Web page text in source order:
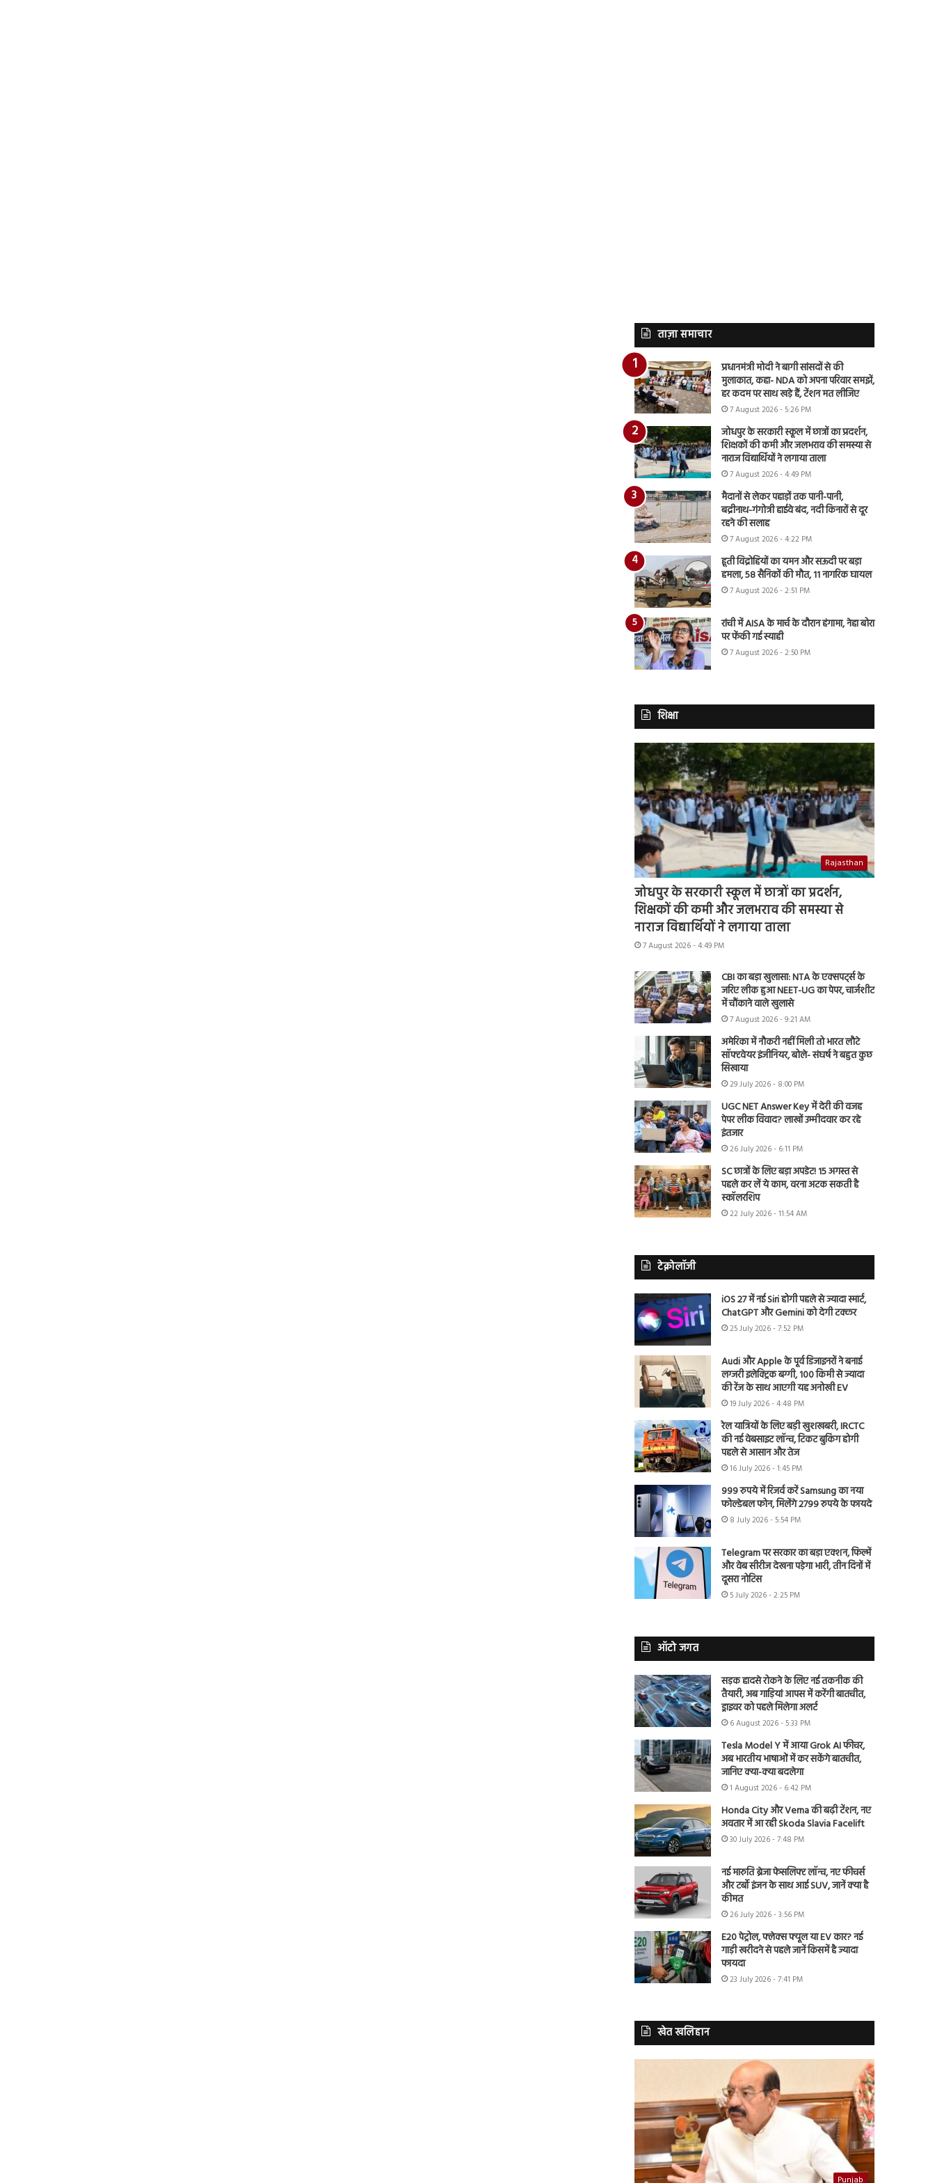
ताज़ा समाचार
प्रधानमंत्री मोदी ने बागी सांसदों से की
मुलाकात, कहा- NDA को अपना परिवार समझें,
हर कदम पर साथ खड़े हैं, टेंशन मत लीजिए
7 August 2026 - 5:26 PM
जोधपुर के सरकारी स्कूल में छात्रों का प्रदर्शन,
शिक्षकों की कमी और जलभराव की समस्या से
नाराज विद्यार्थियों ने लगाया ताला
7 August 2026 - 4:49 PM
मैदानों से लेकर पहाड़ों तक पानी-पानी,
बद्रीनाथ-गंगोत्री हाईवे बंद, नदी किनारों से दूर
रहने की सलाह
7 August 2026 - 4:22 PM
हूती विद्रोहियों का यमन और सऊदी पर बड़ा
हमला, 58 सैनिकों की मौत, 11 नागरिक घायल
7 August 2026 - 2:51 PM
रांची में AISA के मार्च के दौरान हंगामा, नेहा बोरा
पर फेंकी गई स्याही
7 August 2026 - 2:50 PM
शिक्षा
Rajasthan
जोधपुर के सरकारी स्कूल में छात्रों का प्रदर्शन,
शिक्षकों की कमी और जलभराव की समस्या से
नाराज विद्यार्थियों ने लगाया ताला
7 August 2026 - 4:49 PM
CBI का बड़ा खुलासा: NTA के एक्सपर्ट्स के
जरिए लीक हुआ NEET-UG का पेपर, चार्जशीट
में चौंकाने वाले खुलासे
7 August 2026 - 9:21 AM
अमेरिका में नौकरी नहीं मिली तो भारत लौटे
सॉफ्टवेयर इंजीनियर, बोले- संघर्ष ने बहुत कुछ
सिखाया
29 July 2026 - 8:00 PM
UGC NET Answer Key में देरी की वजह
पेपर लीक विवाद? लाखों उम्मीदवार कर रहे
इंतजार
26 July 2026 - 6:11 PM
SC छात्रों के लिए बड़ा अपडेट! 15 अगस्त से
पहले कर लें ये काम, वरना अटक सकती है
स्कॉलरशिप
22 July 2026 - 11:54 AM
टेक्नोलॉजी
iOS 27 में नई Siri होगी पहले से ज्यादा स्मार्ट,
ChatGPT और Gemini को देगी टक्कर
25 July 2026 - 7:52 PM
Audi और Apple के पूर्व डिजाइनरों ने बनाई
लग्जरी इलेक्ट्रिक बग्गी, 100 किमी से ज्यादा
की रेंज के साथ आएगी यह अनोखी EV
19 July 2026 - 4:48 PM
रेल यात्रियों के लिए बड़ी खुशखबरी, IRCTC
की नई वेबसाइट लॉन्च, टिकट बुकिंग होगी
पहले से आसान और तेज
16 July 2026 - 1:45 PM
999 रुपये में रिजर्व करें Samsung का नया
फोल्डेबल फोन, मिलेंगे 2799 रुपये के फायदे
8 July 2026 - 5:54 PM
Telegram पर सरकार का बड़ा एक्शन, फिल्में
और वेब सीरीज देखना पड़ेगा भारी, तीन दिनों में
दूसरा नोटिस
5 July 2026 - 2:25 PM
ऑटो जगत
सड़क हादसे रोकने के लिए नई तकनीक की
तैयारी, अब गाड़ियां आपस में करेंगी बातचीत,
ड्राइवर को पहले मिलेगा अलर्ट
6 August 2026 - 5:33 PM
Tesla Model Y में आया Grok AI फीचर,
अब भारतीय भाषाओं में कर सकेंगे बातचीत,
जानिए क्या-क्या बदलेगा
1 August 2026 - 6:42 PM
Honda City और Verna की बढ़ी टेंशन, नए
अवतार में आ रही Skoda Slavia Facelift
30 July 2026 - 7:48 PM
नई मारुति ब्रेजा फेसलिफ्ट लॉन्च, नए फीचर्स
और टर्बो इंजन के साथ आई SUV, जानें क्या है
कीमत
26 July 2026 - 3:56 PM
E20 पेट्रोल, फ्लेक्स फ्यूल या EV कार? नई
गाड़ी खरीदने से पहले जानें किसमें है ज्यादा
फायदा
23 July 2026 - 7:41 PM
खेत खलिहान
Punjab